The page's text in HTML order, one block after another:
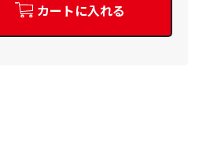
カートに入れる